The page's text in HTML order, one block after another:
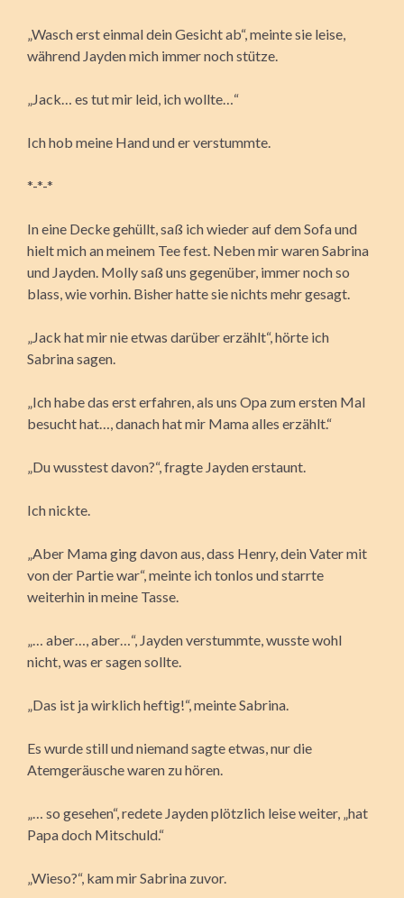
„Wasch erst einmal dein Gesicht ab“, meinte sie leise,
während Jayden mich immer noch stütze.
„Jack… es tut mir leid, ich wollte…“
Ich hob meine Hand und er verstummte.
*-*-*
In eine Decke gehüllt, saß ich wieder auf dem Sofa und
hielt mich an meinem Tee fest. Neben mir waren Sabrina
und Jayden. Molly saß uns gegenüber, immer noch so
blass, wie vorhin. Bisher hatte sie nichts mehr gesagt.
„Jack hat mir nie etwas darüber erzählt“, hörte ich
Sabrina sagen.
„Ich habe das erst erfahren, als uns Opa zum ersten Mal
besucht hat…, danach hat mir Mama alles erzählt.“
„Du wusstest davon?“, fragte Jayden erstaunt.
Ich nickte.
„Aber Mama ging davon aus, dass Henry, dein Vater mit
von der Partie war“, meinte ich tonlos und starrte
weiterhin in meine Tasse.
„… aber…, aber…“, Jayden verstummte, wusste wohl
nicht, was er sagen sollte.
„Das ist ja wirklich heftig!“, meinte Sabrina.
Es wurde still und niemand sagte etwas, nur die
Atemgeräusche waren zu hören.
„… so gesehen“, redete Jayden plötzlich leise weiter, „hat
Papa doch Mitschuld.“
„Wieso?“, kam mir Sabrina zuvor.